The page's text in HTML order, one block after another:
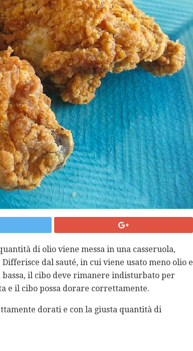
di olio viene messa in una casseruola,
dal sauté, in cui viene usato meno olio e
il cibo deve rimanere indisturbato per
e il cibo possa dorare correttamente.
dorati e con la giusta quantità di